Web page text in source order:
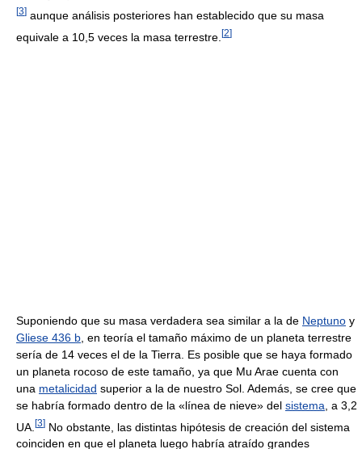
[3] aunque análisis posteriores han establecido que su masa
equivale a 10,5 veces la masa terrestre. [2]
Suponiendo que su masa verdadera sea similar a la de Neptuno y
Gliese 436 b , en teoría el tamaño máximo de un planeta terrestre
sería de 14 veces el de la Tierra. Es posible que se haya formado
un planeta rocoso de este tamaño, ya que Mu Arae cuenta con
una metalicidad superior a la de nuestro Sol. Además, se cree que
se habría formado dentro de la «línea de nieve» del sistema , a 3,2
UA. [3] No obstante, las distintas hipótesis de creación del sistema
coinciden en que el planeta luego habría atraído grandes